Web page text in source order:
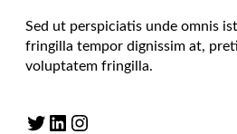
Sed ut perspiciatis unde omnis
fringilla tempor dignissim at,
voluptatem fringilla.
Twitter LinkedIn Instagram